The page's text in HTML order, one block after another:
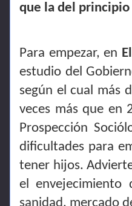
que la del principio
Para empezar, en
estudio del
según el cual más
veces más que en
Prospección
dificultades para
tener hijos.
el envejecimiento
sanidad, mercado